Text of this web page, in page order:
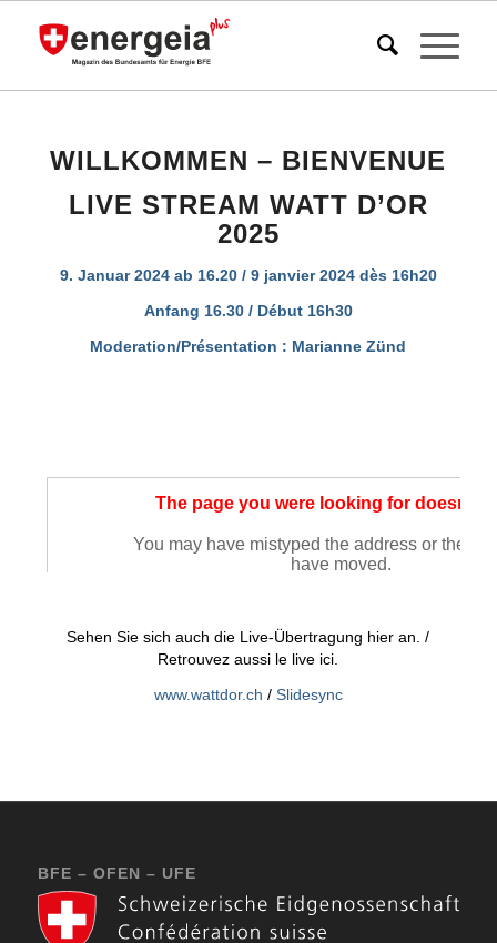
WILLKOMMEN – BIENVENUE
LIVE STREAM WATT D’OR
2025
9. Januar 2024 ab 16.20 / 9 janvier 2024 dès 16h20
Anfang 16.30 / Début 16h30
Moderation/Présentation : Marianne Zünd
Sehen Sie sich auch die Live-Übertragung hier an. /
Retrouvez aussi le live ici.
www.wattdor.ch / Slidesync
BFE – OFEN – UFE